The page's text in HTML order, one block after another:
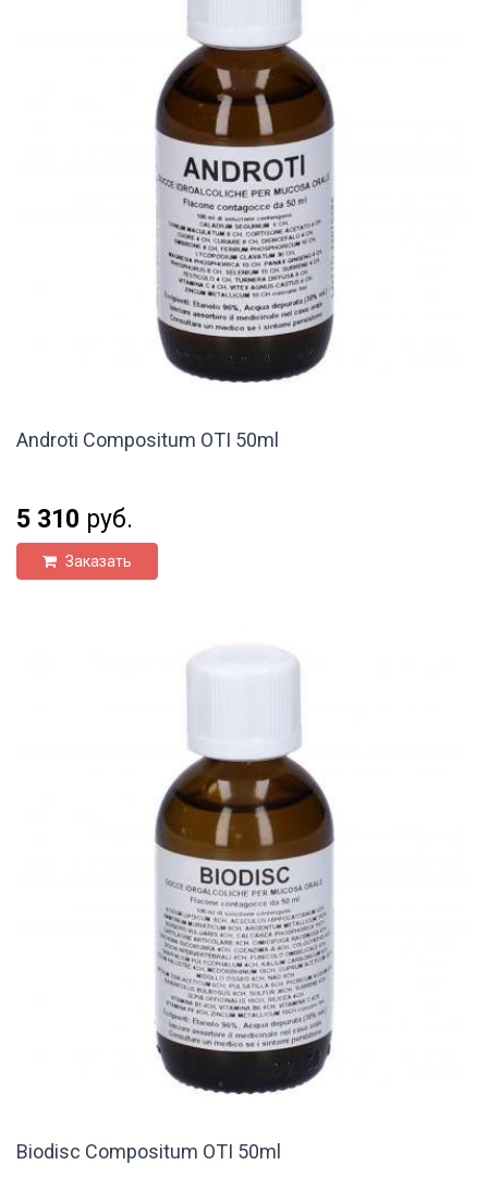
Androti Compositum OTI 50ml
5 310 руб.
Заказать
Biodisc Compositum OTI 50ml